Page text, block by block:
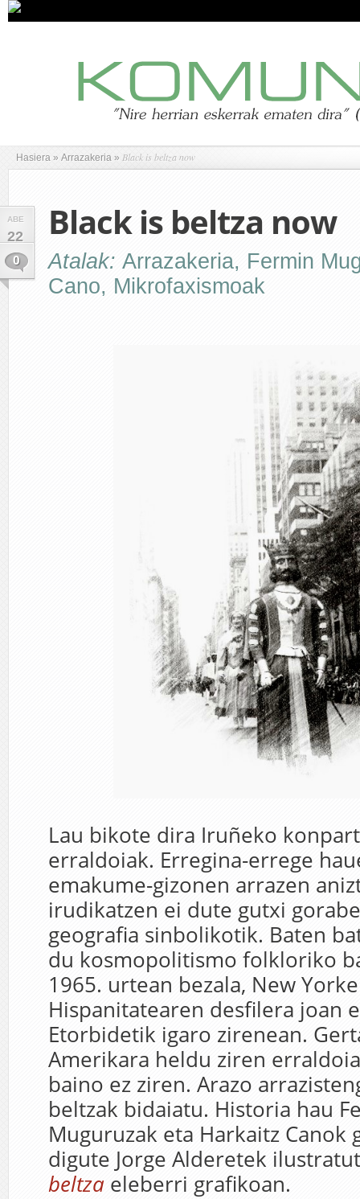
Hasiera » Arrazakeria » Black is beltza now
ABE
22
0
Black is beltza now
Atalak: Arrazakeria, Fermin
Cano, Mikrofaxismoak
Lau bikote dira Iruñeko
erraldoiak. Erregina-errege
emakume-gizonen arrazen
irudikatzen ei dute gutxi
geografia sinbolikotik. Baten
du kosmopolitismo folkloriko
1965. urtean bezala, New
Hispanitatearen desfilera joan
Etorbidetik igaro zirenean.
Amerikara heldu ziren
baino ez ziren. Arazo
beltzak bidaiatu. Historia hau
Muguruzak eta Harkaitz Canok
digute Jorge Alderetek
beltza eleberri grafikoan.